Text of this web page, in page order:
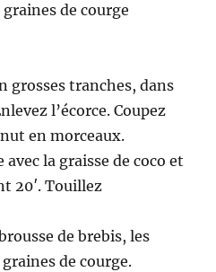
de courge
grosses tranches, dans
l’écorce. Coupez
en morceaux.
la graisse de coco et
20′. Touillez
de brebis, les
de courge.